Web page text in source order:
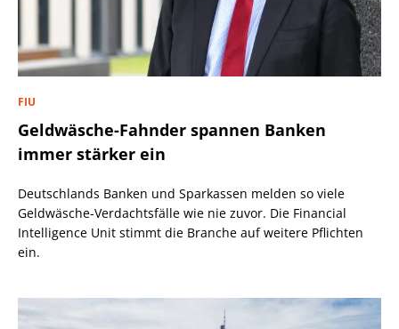
FIU
Geldwäsche-Fahnder spannen Banken
immer stärker ein
Deutschlands Banken und Sparkassen melden so viele
Geldwäsche-Verdachtsfälle wie nie zuvor. Die Financial
Intelligence Unit stimmt die Branche auf weitere Pflichten
ein.